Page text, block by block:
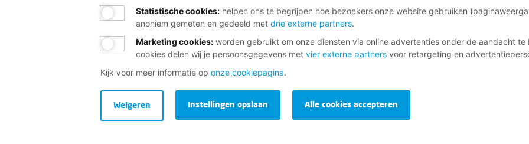
Statistische cookies: helpen ons te begrijpen hoe bezoekers onze website gebruiken
anoniem gemeten en gedeeld met drie externe partners.
Marketing cookies: worden gebruikt om onze diensten via online advertenties onder de aandacht
cookies delen wij je persoonsgegevens met vier externe partnersvoor retargeting en
Kijk voor meer informatie op onze cookiepagina.
Alle cookies accepteren
Instellingen opslaan
Weigeren